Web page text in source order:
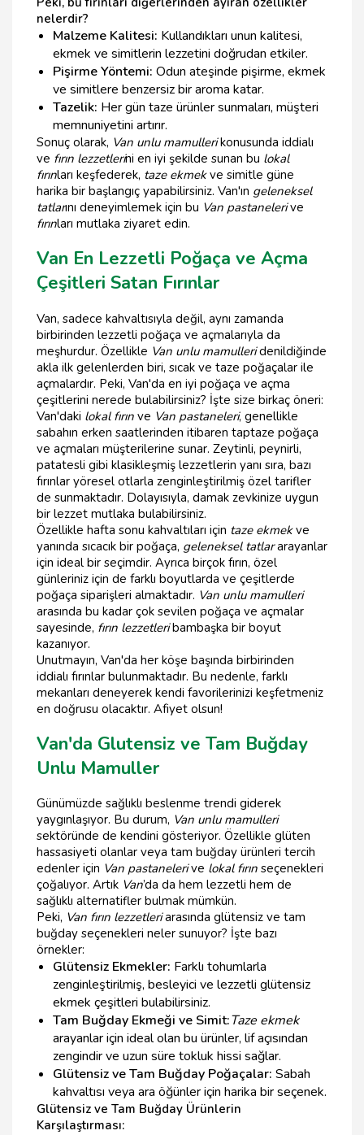
nelerdir?
Malzeme Kalitesi: Kullandıkları unun kalitesi,
ekmek ve simitlerin lezzetini doğrudan etkiler.
Pişirme Yöntemi: Odun ateşinde pişirme, ekmek
ve simitlere benzersiz bir aroma katar.
Tazelik: Her gün taze ürünler sunmaları, müşteri
memnuniyetini artırır.
Sonuç olarak, Van unlu mamullerikonusunda iddialı
ve fırın lezzetlerini en iyi şekilde sunan bu lokal
fırınları keşfederek, taze ekmekve simitle güne
harika bir başlangıç yapabilirsiniz. Van'ın geleneksel
tatlarını deneyimlemek için bu Van pastanelerive
fırınları mutlaka ziyaret edin.
Van En Lezzetli Poğaça ve Açma
Çeşitleri Satan Fırınlar
Van, sadece kahvaltısıyla değil, aynı zamanda
birbirinden lezzetli poğaça ve açmalarıyla da
meşhurdur. Özellikle Van unlu mamulleridenildiğinde
akla ilk gelenlerden biri, sıcak ve taze poğaçalar ile
açmalardır. Peki, Van'da en iyi poğaça ve açma
çeşitlerini nerede bulabilirsiniz? İşte size birkaç öneri:
Van'daki lokal fırın ve Van pastaneleri, genellikle
sabahın erken saatlerinden itibaren taptaze poğaça
ve açmaları müşterilerine sunar. Zeytinli, peynirli,
patatesli gibi klasikleşmiş lezzetlerin yanı sıra, bazı
fırınlar yöresel otlarla zenginleştirilmiş özel tarifler
de sunmaktadır. Dolayısıyla, damak zevkinize uygun
bir lezzet mutlaka bulabilirsiniz.
Özellikle hafta sonu kahvaltıları için taze ekmekve
yanında sıcacık bir poğaça, geleneksel tatlararayanlar
için ideal bir seçimdir. Ayrıca birçok fırın, özel
günleriniz için de farklı boyutlarda ve çeşitlerde
poğaça siparişleri almaktadır. Van unlu mamulleri
arasında bu kadar çok sevilen poğaça ve açmalar
sayesinde, fırın lezzetleribambaşka bir boyut
kazanıyor.
Unutmayın, Van'da her köşe başında birbirinden
iddialı fırınlar bulunmaktadır. Bu nedenle, farklı
mekanları deneyerek kendi favorilerinizi keşfetmeniz
en doğrusu olacaktır. Afiyet olsun!
Van'da Glutensiz ve Tam Buğday
Unlu Mamuller
Günümüzde sağlıklı beslenme trendi giderek
yaygınlaşıyor. Bu durum, Van unlu mamulleri
sektöründe de kendini gösteriyor. Özellikle glüten
hassasiyeti olanlar veya tam buğday ürünleri tercih
edenler için Van pastanelerive lokal fırın seçenekleri
çoğalıyor. Artık Van’da da hem lezzetli hem de
sağlıklı alternatifler bulmak mümkün.
Peki, Van fırın lezzetleriarasında glütensiz ve tam
buğday seçenekleri neler sunuyor? İşte bazı
örnekler:
Glütensiz Ekmekler: Farklı tohumlarla
zenginleştirilmiş, besleyici ve lezzetli glütensiz
ekmek çeşitleri bulabilirsiniz.
Tam Buğday Ekmeği ve Simit:Taze ekmek
arayanlar için ideal olan bu ürünler, lif açısından
zengindir ve uzun süre tokluk hissi sağlar.
Glütensiz ve Tam Buğday Poğaçalar: Sabah
kahvaltısı veya ara öğünler için harika bir seçenek.
Glütensiz ve Tam Buğday Ürünlerin
Karşılaştırması: